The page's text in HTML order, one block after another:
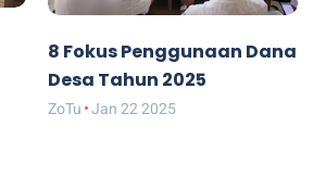
8 Fokus Penggunaan Dana
Desa Tahun 2025
ZoTu Jan 22 2025